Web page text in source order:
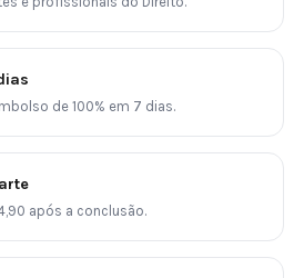
de 100% em 7 dias.
após a conclusão.